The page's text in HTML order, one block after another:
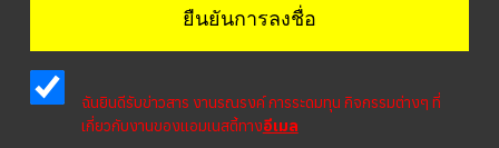
ยืนยันการลงชื่อ
ฉันยินดีรับข่าวสาร งานรณรงค์ การระดมทุน กิจกรรมต่างๆ ที่
เกี่ยวกับงานของแอมเนสตี้ทางอีเมล